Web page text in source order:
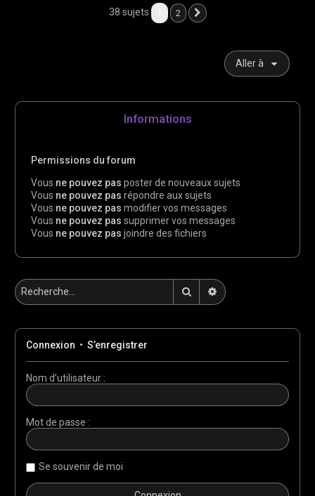
38 sujets 2
Aller à
Informations
Permissions du forum
Vous ne pouvez pas poster de nouveaux sujets
Vous ne pouvez pas répondre aux sujets
Vous ne pouvez pas modifier vos messages
Vous ne pouvez pas supprimer vos messages
Vous ne pouvez pas joindre des fichiers
RechercherRecherche avancée
Connexion •S’enregistrer
Nom d’utilisateur :
Mot de passe :
Se souvenir de moi